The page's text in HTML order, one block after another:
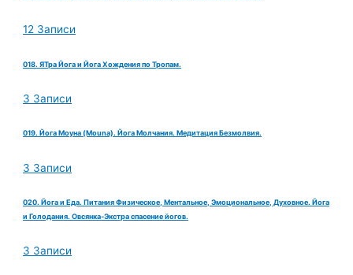
12 Записи
018. ЯТра Йога и Йога Хождения по Тропам.
3 Записи
019. Йога Моуна (Mouna). Йога Молчания. Медитация Безмолвия.
3 Записи
020. Йога и Еда. Питания Физическое, Ментальное, Эмоциональное, Духовное. Йога
и Голодания. Овсянка-Экстра спасение йогов.
3 Записи